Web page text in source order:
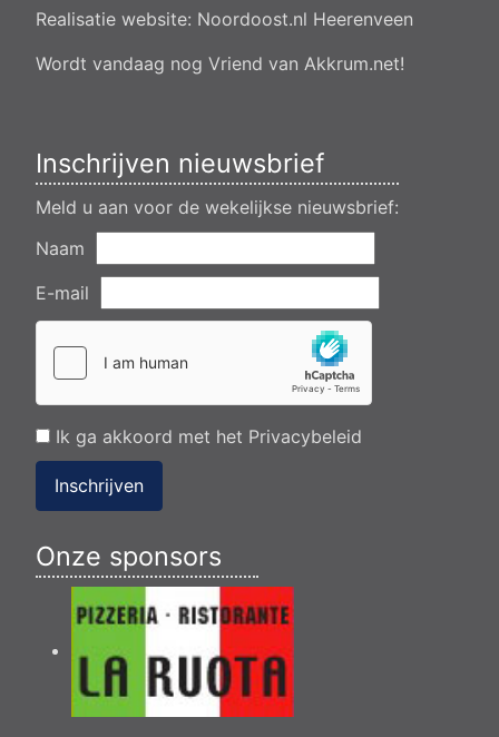
Aanvraag omgevingsvergunning wateractiviteit wf-1009518
van een transformatorstation project nulelie Akkrum nabij de
Realisatie website: Noordoost.nl Heerenveen
Wordt vandaag nog Vriend van Akkrum.net!
Inschrijven nieuwsbrief
Meld u aan voor de wekelijkse nieuwsbrief:
Naam
E-mail
Ik ga akkoord met het Privacybeleid
Inschrijven
Onze sponsors